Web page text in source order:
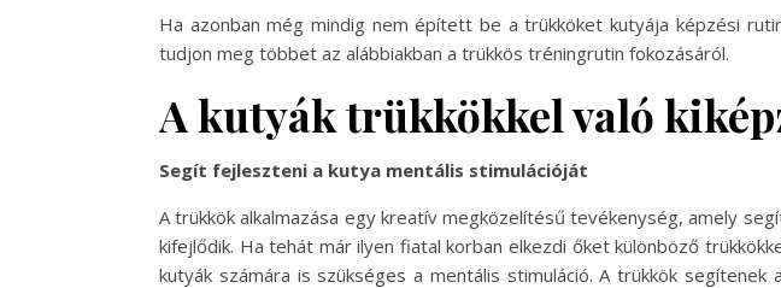
Ha azonban még mindig nem épített be a trükköket kutyája képzési
tudjon meg többet az alábbiakban a trükkös tréningrutin fokozásáról.
A kutyák trükkökkel való
Segít fejleszteni a kutya mentális stimulációját
A trükkök alkalmazása egy kreatív megközelítésű tevékenység, amely
kifejlődik. Ha tehát már ilyen fiatal korban elkezdi őket különböző
kutyák számára is szükséges a mentális stimuláció. A trükkök